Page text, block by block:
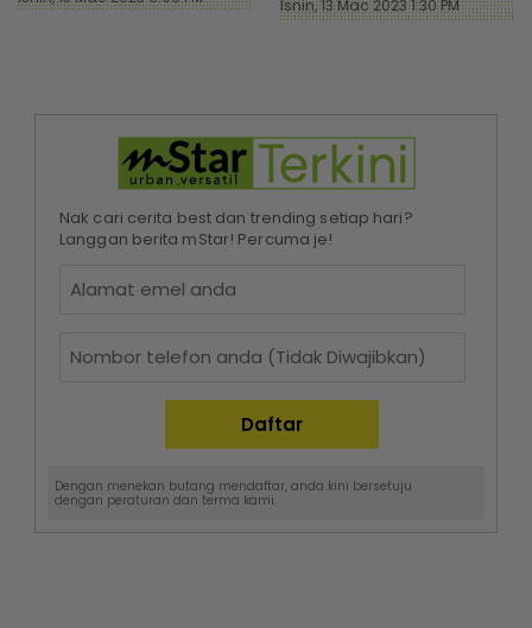
Isnin, 13 Mac 2023 1:30 PM
Nak cari cerita best dan trending setiap hari?
Langgan berita mStar! Percuma je!
Dengan menekan butang mendaftar, anda kini bersetuju
dengan peraturan dan terma kami.